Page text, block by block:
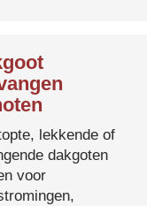
lekkende of
dakgoten
voor